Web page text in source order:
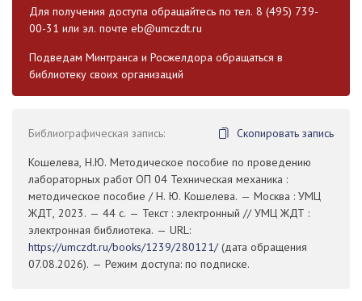
Для получения доступа обращайтесь по тел. 8 (495) 739-
00-31 или эл. почте eb@umczdt.ru
Подведам Минтранса и Росжелдора обращаться в
библиотеку своих организаций
Библиографическая запись:
Скопировать запись
Кошелева, Н.Ю. Методическое пособие по проведению
лабораторных работ ОП 04 Техническая механика :
методическое пособие / Н. Ю. Кошелева. — Москва : УМЦ
ЖДТ, 2023. — 44 с. — Текст : электронный // УМЦ ЖДТ :
электронная библиотека. — URL:
https://umczdt.ru/books/1239/280121/(дата обращения
07.08.2026). — Режим доступа: по подписке.